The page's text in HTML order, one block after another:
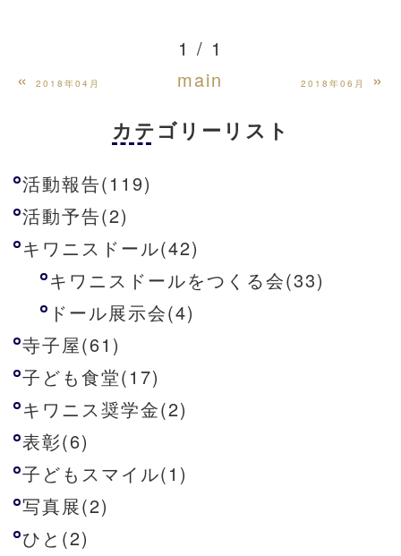
1 / 1
«
2018年04月 main 2018年06月 »
カテゴリーリスト
活動報告(119)
活動予告(2)
キワニスドール(42)
キワニスドールをつくる会(33)
ドール展示会(4)
寺子屋(61)
子ども食堂(17)
キワニス奨学金(2)
表彰(6)
子どもスマイル(1)
写真展(2)
ひと(2)